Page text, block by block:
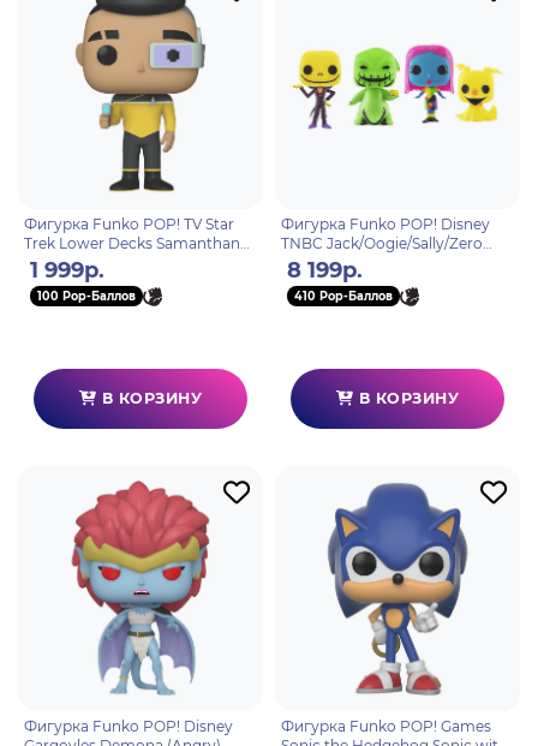
Фигурка Funko POP! TV Star
Trek Lower Decks Samanthan
Rutherford (1436) 75845
1 999р.
100 Pop-Баллов
В КОРЗИНУ
Фигурка Funko POP! Disney
TNBC Jack/Oogie/Sally/Zero
(BLKLT) (Exc) 4PK 69146
8 199р.
410 Pop-Баллов
В КОРЗИНУ
Фигурка Funko POP! Disney
Фигурка Funko POP! Games